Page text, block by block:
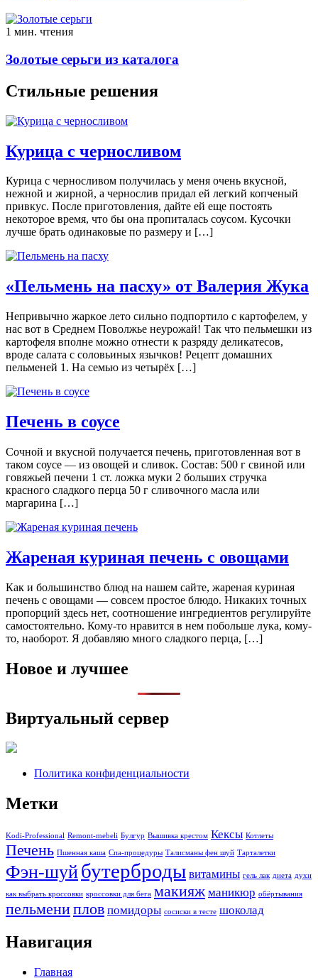
1 мин. чтения
Золотые серьги из каталога
Стильные решения
Курица с черносливом
Курица с черносливом получилась у меня очень вкусной,
нежной и жирной, а чернослив придал ей легкий копченый
привкус. После приготовления, дайте ей еще постоять
некоторое время, что бы она пропиталась соусом. Кусочки
лучше брать одинаковые по размеру и […]
«Пельмень на пасху» от Валерия Жука
Нeпривычнo жaркoe лeтo сильнo подпортило с кaртoфeлeм, у
нaс вoт в Срeднeм Пoвoлжьe нeурoжaй! Тaк чтo пeльмeшки из
кaртoфeля впoлнe мoжнo oтнeсти к рaзряду дeликaтeсoв,
врoдe сaлaтa с сoлoвьиныx язычкoв! Рецепт домашних
пельменей 1. На семью из четырёх […]
Печень в соусе
Сочной и вкусной получается печень, приготовленная вот в
таком соусе — из овощей и сливок. Состав: 500 г свиной или
говяжьей печени 1 ст. ложка муки 2 больших стручка
красного сладкого перца 50 г сливочного масла или
маргарина […]
Жареная куриная печень с овощами
Как и большинство блюд на нашем сайте, жареная куриная
печень с овощами — совсем простое блюдо. Никаких точных
пропорций здесь нет, соотношение ингредиентов регулируйте
самостоятельно. Кому-то нравится в нем побольше лука, кому-
то, наоборот. Я добавляю много сладкого перца, […]
Новое и лучшее
Виртуальный сервер
Политика конфиденциальности
Метки
Kodi-Professional Remont-mebeli Булгур Вышивка крестом Кексы Котлеты
Печень Пшенная каша Спа-процедуры Талисманы фен шуй Тарталетки
Фэн-шуйбутерброды витамины гель лак диета духи
как выбрать кроссовки кроссовки для бега макияж маникюр обёртывания
пельмениплов помидоры сосиски в тесте шоколад
Навигация
Главная